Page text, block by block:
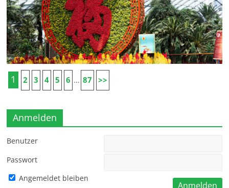
1 2 3 4 5 6 ... 87 >>
Anmelden
Benutzer
Passwort
Angemeldet bleiben